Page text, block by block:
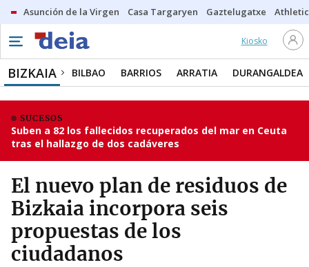
Asunción de la Virgen Casa Targaryen Gaztelugatxe Athletic
Kiosko
BIZKAIA BILBAO BARRIOS ARRATIA DURANGALDEA
SUCESOS
Suben a 82 los fallecidos recuperados del mar en Ceuta
tras el hallazgo de dos cadáveres
El nuevo plan de residuos de
Bizkaia incorpora seis
propuestas de los
ciudadanos